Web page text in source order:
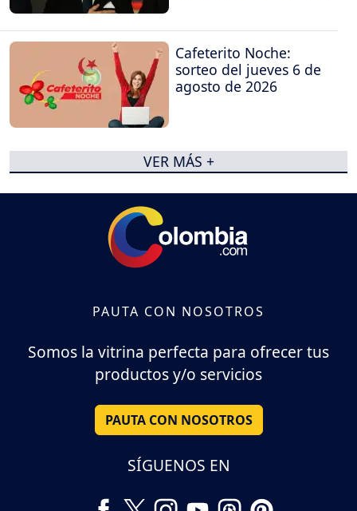
Cafeterito Noche:
sorteo del jueves 6 de
agosto de 2026
VER MÁS +
PAUTA CON NOSOTROS
Somos la vitrina perfecta para ofrecer tus
productos y/o servicios
PAUTA CON NOSOTROS
SÍGUENOS EN